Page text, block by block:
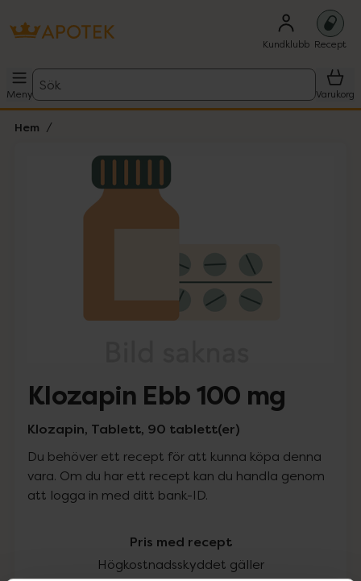
Kundklubb Recept
Meny
Sök
Varukorg
Hem
Lista: . Innehåller 1 objekt.
Klozapin Ebb 100 mg
Klozapin, Tablett, 90 tablett(er)
Du behöver ett recept för att kunna köpa denna
vara. Om du har ett recept kan du handla genom
att logga in med ditt bank-ID.
Pris med recept
Högkostnadsskyddet gäller